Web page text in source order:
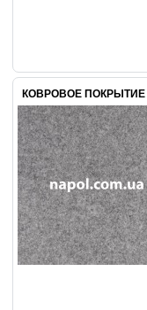
КОВРОВОЕ ПОКРЫТИЕ